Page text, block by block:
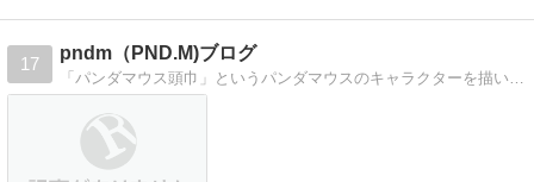
17
pndm（PND.M)ブログ
「パンダマウス頭巾」というパンダマウスのキャラクターを描いています。